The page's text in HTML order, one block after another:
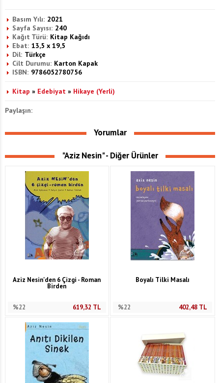
Basım Yılı: 2021
Sayfa Sayısı: 240
Kağıt Türü: Kitap Kağıdı
Ebat: 13,5 x 19,5
Dil: Türkçe
Cilt Durumu: Karton Kapak
ISBN: 9786052780756
Kitap » Edebiyat » Hikaye (Yerli)
Paylaşın:
Yorumlar
"Aziz Nesin" - Diğer Ürünler
Aziz Nesin'den 6 Çizgi - Roman
Birden
%22 619,32 TL
Boyalı Tilki Masalı
%22 402,48 TL